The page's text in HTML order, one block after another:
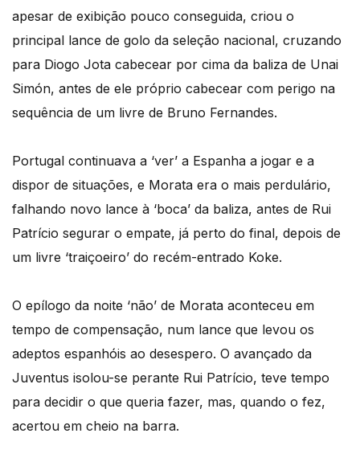
apesar de exibição pouco conseguida, criou o
principal lance de golo da seleção nacional, cruzando
para Diogo Jota cabecear por cima da baliza de Unai
Simón, antes de ele próprio cabecear com perigo na
sequência de um livre de Bruno Fernandes.
Portugal continuava a ‘ver’ a Espanha a jogar e a
dispor de situações, e Morata era o mais perdulário,
falhando novo lance à ‘boca’ da baliza, antes de Rui
Patrício segurar o empate, já perto do final, depois de
um livre ‘traiçoeiro’ do recém-entrado Koke.
O epílogo da noite ‘não’ de Morata aconteceu em
tempo de compensação, num lance que levou os
adeptos espanhóis ao desespero. O avançado da
Juventus isolou-se perante Rui Patrício, teve tempo
para decidir o que queria fazer, mas, quando o fez,
acertou em cheio na barra.